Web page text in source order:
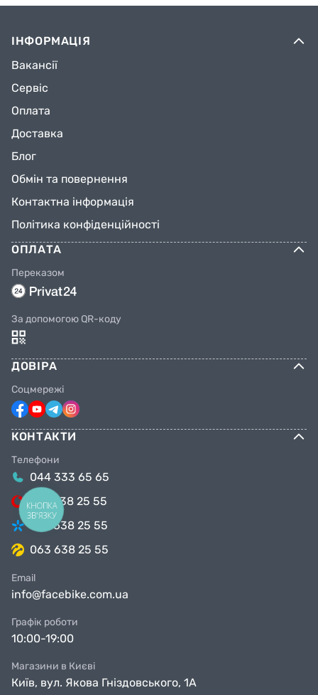
ІНФОРМАЦІЯ
Вакансії
Сервіс
Оплата
Доставка
Блог
Обмін та повернення
Контактна інформація
Політика конфіденційності
ОПЛАТА
Переказом
За допомогою QR-коду
ДОВІРА
Соцмережі
КОНТАКТИ
Телефони
044 333 65 65
099 638 25 55
098 638 25 55
063 638 25 55
Email
info@facebike.com.ua
Графік роботи
10:00-19:00
Магазини в Києві
Київ, вул. Якова Гніздовського, 1А
КНОПКА
ЗВ'ЯЗКУ